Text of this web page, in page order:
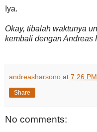
Iya.
Okay, tibalah waktunya
kembali dengan Andreas
andreasharsono at 7:26 PM
Share
No comments: